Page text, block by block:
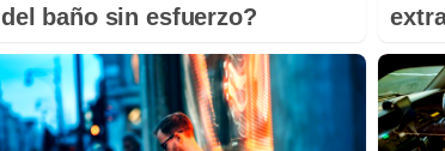
del baño sin esfuerzo?